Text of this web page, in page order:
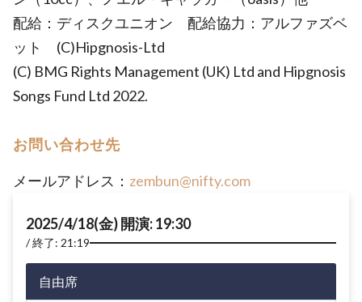
配給：ディスクユニオン 配給協力：アルファズベ
ット (C)Hipgnosis-Ltd
(C) BMG Rights Management (UK) Ltd and Hipgnosis
Songs Fund Ltd 2022.
お問い合わせ先
メールアドレス： zembun@nifty.com
2025/4/18(金) 開演: 19:30
終了: 21:19
自由席